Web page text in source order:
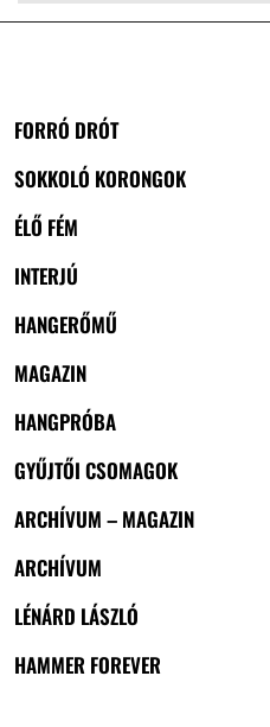
FORRÓ DRÓT
SOKKOLÓ KORONGOK
ÉLŐ FÉM
INTERJÚ
HANGERŐMŰ
MAGAZIN
HANGPRÓBA
GYŰJTŐI CSOMAGOK
ARCHÍVUM – MAGAZIN
ARCHÍVUM
LÉNÁRD LÁSZLÓ
HAMMER FOREVER